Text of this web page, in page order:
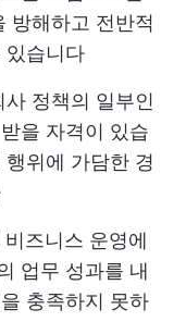
방해하고 전반적
있습니다
정책의 일부인
을 자격이 있습
위에 가담한 경
즈니스 운영에
업무 성과를 내
충족하지 못하